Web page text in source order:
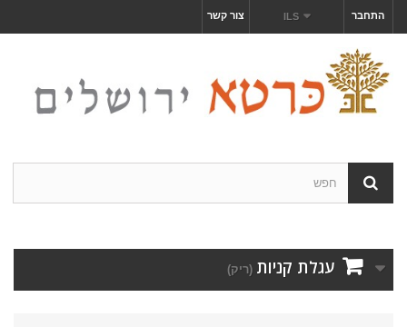
התחבר ILS צור קשר
עגלת קניות (ריק)